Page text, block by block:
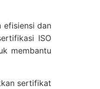
efisiensi dan
ISO
membantu
sertifikat